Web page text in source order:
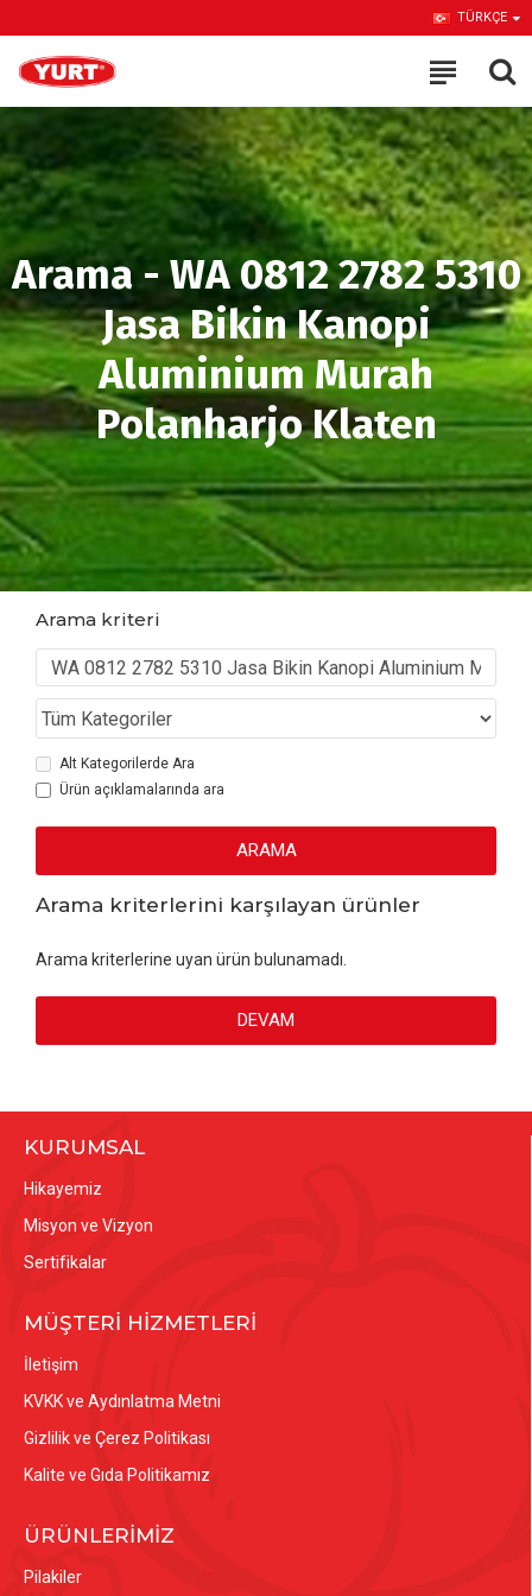
TÜRKÇE
Arama - WA 0812 2782 5310
Jasa Bikin Kanopi
Aluminium Murah
Polanharjo Klaten
Arama kriteri
Alt Kategorilerde Ara
Ürün açıklamalarında ara
ARAMA
Arama kriterlerini karşılayan ürünler
Arama kriterlerine uyan ürün bulunamadı.
DEVAM
KURUMSAL
Hikayemiz
Misyon ve Vizyon
Sertifikalar
MÜŞTERİ HİZMETLERİ
İletişim
KVKK ve Aydınlatma Metni
Gizlilik ve Çerez Politikası
Kalite ve Gıda Politikamız
ÜRÜNLERİMİZ
Pilakiler